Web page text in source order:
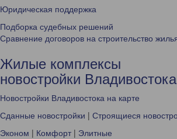
Юридическая поддержка
Подборка судебных решений
Сравнение договоров на строительство
Жилые комплексы
новостройки Владивостока
Новостройки Владивостока на карте
Сданные новостройки | Строящиеся
Эконом | Комфорт | Элитные